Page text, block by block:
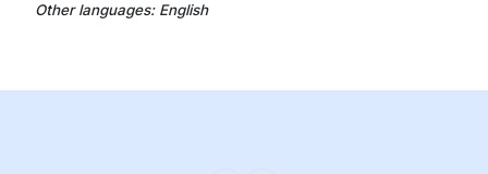
Other languages: English